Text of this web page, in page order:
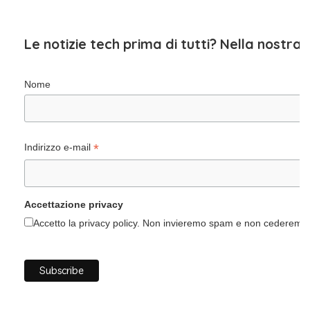
Le notizie tech prima di tutti? Nella nostra
Nome
Indirizzo e-mail *
Accettazione privacy
Accetto la privacy policy. Non invieremo spam e non